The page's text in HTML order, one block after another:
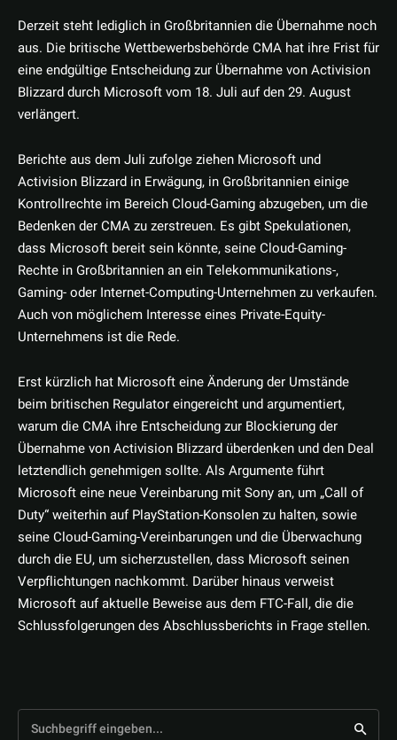
Derzeit steht lediglich in Großbritannien die Übernahme noch
aus. Die britische Wettbewerbsbehörde CMA hat ihre Frist für
eine endgültige Entscheidung zur Übernahme von Activision
Blizzard durch Microsoft vom 18. Juli auf den 29. August
verlängert.
Berichte aus dem Juli zufolge ziehen Microsoft und
Activision Blizzard in Erwägung, in Großbritannien einige
Kontrollrechte im Bereich Cloud-Gaming abzugeben, um die
Bedenken der CMA zu zerstreuen. Es gibt Spekulationen,
dass Microsoft bereit sein könnte, seine Cloud-Gaming-
Rechte in Großbritannien an ein Telekommunikations-,
Gaming- oder Internet-Computing-Unternehmen zu verkaufen.
Auch von möglichem Interesse eines Private-Equity-
Unternehmens ist die Rede.
Erst kürzlich hat Microsoft eine Änderung der Umstände
beim britischen Regulator eingereicht und argumentiert,
warum die CMA ihre Entscheidung zur Blockierung der
Übernahme von Activision Blizzard überdenken und den Deal
letztendlich genehmigen sollte. Als Argumente führt
Microsoft eine neue Vereinbarung mit Sony an, um „Call of
Duty“ weiterhin auf PlayStation-Konsolen zu halten, sowie
seine Cloud-Gaming-Vereinbarungen und die Überwachung
durch die EU, um sicherzustellen, dass Microsoft seinen
Verpflichtungen nachkommt. Darüber hinaus verweist
Microsoft auf aktuelle Beweise aus dem FTC-Fall, die die
Schlussfolgerungen des Abschlussberichts in Frage stellen.
Suchbegriff eingeben...